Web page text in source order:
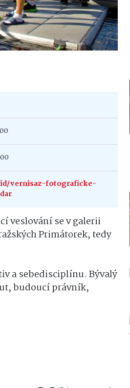
vernisaz-fotograficke-
veslování se v galerii
Primátorek, tedy
a sebedisciplínu. Bývalý
budoucí právník,